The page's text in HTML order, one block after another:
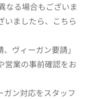
なる場合もございま
いましたら、こちら
ヴィーガン要請」
営業の事前確認をお
ン対応をスタッフ